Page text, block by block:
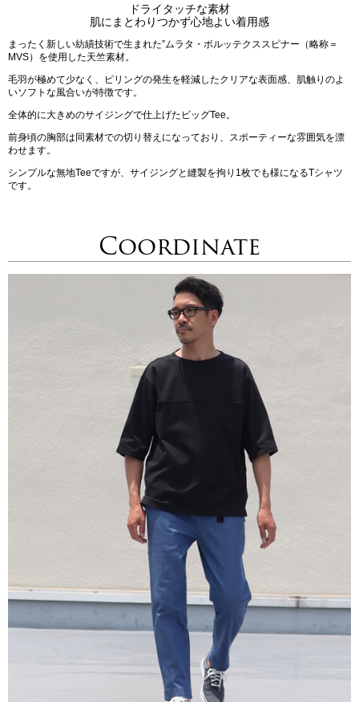
ドライタッチな素材
肌にまとわりつかず心地よい着用感
まったく新しい紡績技術で生まれた”ムラタ・ボルッテクススピナー（略称＝
MVS）を使用した天竺素材。
毛羽が極めて少なく、ピリングの発生を軽減したクリアな表面感、肌触りのよ
いソフトな風合いが特徴です。
全体的に大きめのサイジングで仕上げたビッグTee。
前身頃の胸部は同素材での切り替えになっており、スポーティーな雰囲気を漂
わせます。
シンプルな無地Teeですが、サイジングと縫製を拘り1枚でも様になるTシャツ
です。
Coordinate